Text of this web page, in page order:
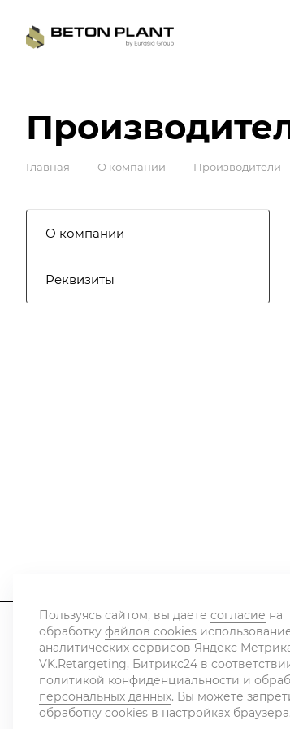
Главная — О компании — Производители
О компании
Реквизиты
Каталог Контакты
Пользуясь сайтом, вы даете согласие на
обработку файлов cookies
аналитических сервисов Яндекс
VK.Retargeting, Битрикс24 в
политикой конфиденциальности и
персональных данных. Вы можете
обработку cookies в настройках браузера.